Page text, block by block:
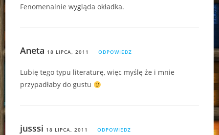
Fenomenalnie wygląda okładka.
Aneta 18 LIPCA, 2011 ODPOWIEDZ
Lubię tego typu literaturę, więc myślę że i mnie
przypadłaby do gustu
jusssi 18 LIPCA, 2011 ODPOWIEDZ